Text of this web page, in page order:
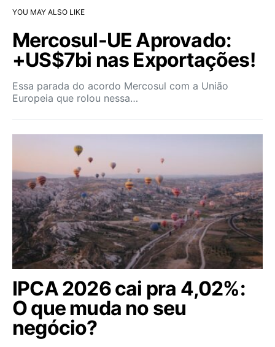
YOU MAY ALSO LIKE
Mercosul-UE Aprovado:
+US$7bi nas Exportações!
Essa parada do acordo Mercosul com a União
Europeia que rolou nessa…
IPCA 2026 cai pra 4,02%:
O que muda no seu
negócio?